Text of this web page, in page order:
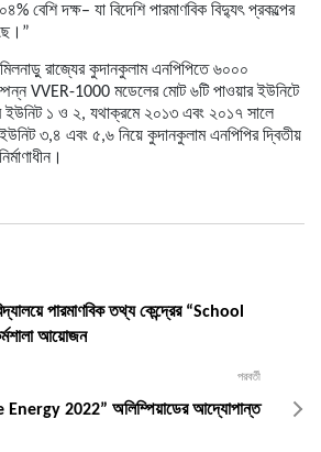
% বেশি দক্ষ– যা বিদেশি পারমাণবিক বিদ্যুৎ প্রকল্পের
”
রাজ্যের কুদানকুলাম এনপিপিতে ৬০০০
VVER-1000 মডেলের মোট ৬টিপাওয়ার ইউনিটে
ইউনিট ১ ও ২, যথাক্রমে ২০১৩ এবং ২০১৭ সালে
ইউনিট ৩,৪ এবং ৫,৬ নিয়ে কুদানকুলাম এনপিপির দ্বিতীয়
নির্মাণাধীন।
পারমাণবিক তথ্য কেন্দ্রের “School
আয়োজন
পরবর্তী
Energy 2022” অলিম্পিয়াডের আদ্যোপান্ত